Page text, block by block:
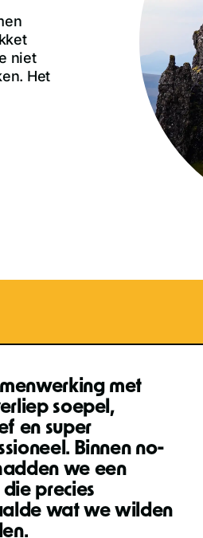
niet
Het
met
soepel,
en super
Binnen no-
we een
precies
wat we wilden